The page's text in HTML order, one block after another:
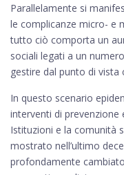
Parallelamente si
le complicanze micro- e
tutto ciò comporta un
sociali legati a un
gestire dal punto di vista
In questo scenario
interventi di prevenzione
Istituzioni e la comunità
mostrato nell’ultimo
profondamente